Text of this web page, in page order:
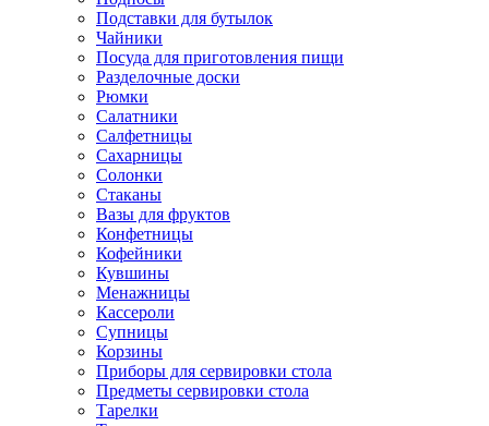
Подставки для бутылок
Чайники
Посуда для приготовления пищи
Разделочные доски
Рюмки
Салатники
Салфетницы
Сахарницы
Солонки
Стаканы
Вазы для фруктов
Конфетницы
Кофейники
Кувшины
Менажницы
Кассероли
Супницы
Корзины
Приборы для сервировки стола
Предметы сервировки стола
Тарелки